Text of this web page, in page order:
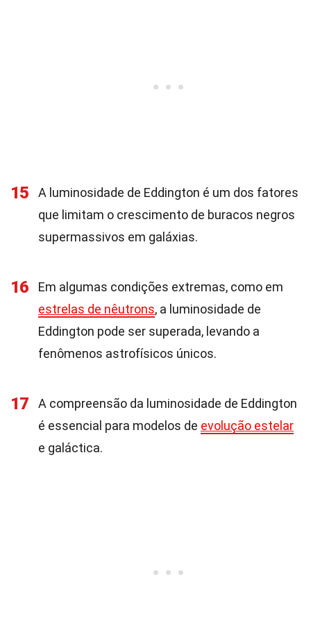
15
A luminosidade de Eddington é um dos fatores
que limitam o crescimento de buracos negros
supermassivos em galáxias.
16
Em algumas condições extremas, como em
estrelas de nêutrons, a luminosidade de
Eddington pode ser superada, levando a
fenômenos astrofísicos únicos.
17
A compreensão da luminosidade de Eddington
é essencial para modelos de evolução estelar
e galáctica.